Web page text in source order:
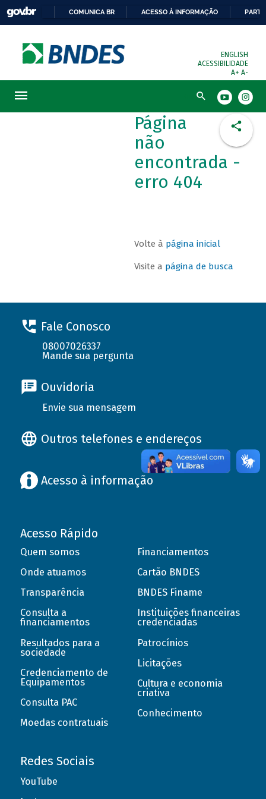
COMUNICA BR ACESSO À INFORMAÇÃO
ENGLISH
ACESSIBILIDADE
A+ A-
Busca
Página
não
encontrada -
erro 404
Volte à página inicial
Visite a página de busca
Fale Conosco
08007026337
Mande sua pergunta
Ouvidoria
Envie sua mensagem
Outros telefones e endereços
Acesso à informação
Acesso Rápido
Quem somos
Onde atuamos
Transparência
Consulta a
financiamentos
Resultados para a
sociedade
Credenciamento de
Equipamentos
Consulta PAC
Moedas contratuais
Financiamentos
Cartão BNDES
BNDES Finame
Instituições financeiras
credenciadas
Patrocínios
Licitações
Cultura e economia
criativa
Conhecimento
Redes Sociais
YouTube